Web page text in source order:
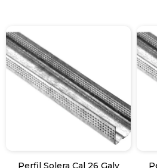
Perfil Solera Cal 26 Galv